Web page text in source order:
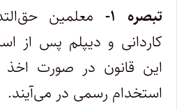
تبصره ۱-
معلمین
کاردانی و دیپلم پس از
این قانون در صورت
استخدام رسمی در می‌آیند.